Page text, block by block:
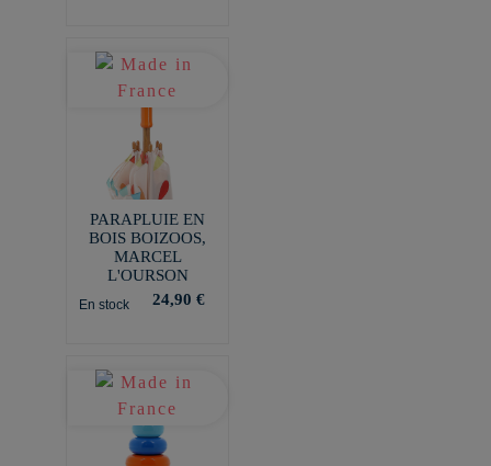
PARAPLUIE EN
BOIS BOIZOOS,
MARCEL
L'OURSON
En stock 24,90 €